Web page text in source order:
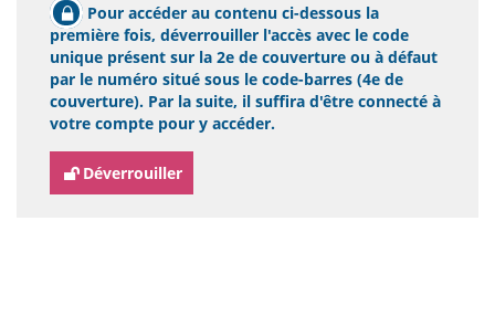
Pour accéder au contenu ci-dessous la
première fois, déverrouiller l'accès avec le code
unique présent sur la 2e de couverture ou à défaut
par le numéro situé sous le code-barres (4e de
couverture). Par la suite, il suffira d'être connecté à
votre compte pour y accéder.
Déverrouiller